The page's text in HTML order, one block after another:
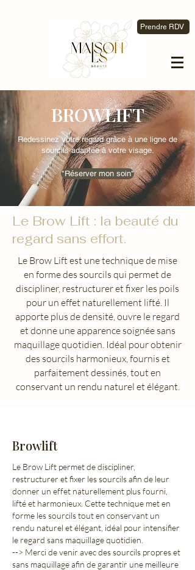
Prendre RDV
BROWLIFT
Redessinez votre regard grâce à une ligne de
sourcils adaptée à votre visage.
"Réserver mon soin"
Le Brow Lift : la beauté du
regard sans effort.
Le Brow Lift est une technique de mise
en forme des sourcils qui permet de
discipliner, restructurer et fixer les poils
pour un effet naturellement lifté. Il
apporte plus de densité, ouvre le regard
et donne une apparence soignée sans
maquillage quotidien. Idéal pour obtenir
des sourcils harmonieux, fournis et
parfaitement dessinés, tout en
conservant un rendu naturel et élégant.
Browlift
Le Brow Lift permet de discipliner,
restructurer et fixer les sourcils afin de leur
donner un effet naturellement plus fourni,
lifté et harmonieux. Cette technique met en
forme les sourcils tout en conservant un
rendu naturel et élégant, idéal pour intensifier
le regard sans maquillage quotidien.
--> Merci de venir avec des sourcils propres et
sans maquillage afin de garantir une meilleure